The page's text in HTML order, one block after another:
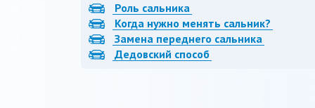
Роль сальника
Когда нужно менять сальник?
Замена переднего сальника
Дедовский способ